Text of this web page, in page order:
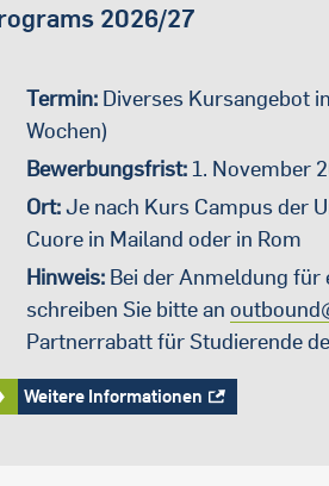
2026/27
Termin: Diverses Kursangebot
Wochen)
Bewerbungsfrist: 1. November
Ort:Je nach Kurs Campus der
Cuore in Mailand oder in Rom
Hinweis: Bei der Anmeldung für
schreiben Sie bitte an
Partnerrabatt für Studierende
Weitere Informationen